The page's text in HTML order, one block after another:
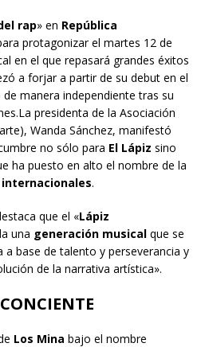
rap» en República
protagonizar el martes 12 de
en el que repasará grandes éxitos
a forjar a partir de su debut en el
manera independiente tras su
presidenta de la Asociación
Wanda Sánchez, manifestó
no sólo para El Lápiz sino
ha puesto en alto el nombre de la
.
que el «Lápiz
una generación musical que se
base de talento y perseverancia y
de la narrativa artística».
Los Mina bajo el nombre